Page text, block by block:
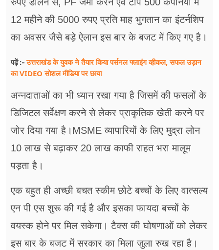
जॉब्स
रुपए डालने से, PF जमा करने एवं टॉप 500 कंपनियों में
12 महीने की 5000 रुपए प्रति माह भुगतान का इंटर्नशिप
का अवसर जैसे बड़े ऐलान इस बार के बजट में किए गए है।
पढ़ें :-उत्तराखंड के युवक ने तैयार किया पर्सनल फ्लाइंग व्हीकल, सफल उड़ान
का VIDEO सोशल मीडिया पर छाया
अन्नदाताओं का भी ध्यान रखा गया है जिसमें की फसलों के
डिजिटल सर्वेक्षण करने से लेकर प्राकृतिक खेती करने पर
जोर दिया गया है।MSME व्यापारियों के लिए मुद्रा लोन
10 लाख से बढ़ाकर 20 लाख काफी राहत भरा मालूम
पड़ता है।
एक बहुत ही अच्छी बचत स्कीम छोटे बच्चों के लिए वात्सल्य
एन पी एस शुरू की गई है और इसका फायदा बच्चों के
वयस्क होने पर मिल सकेगा। टैक्स की घोषणाओं को लेकर
इस बार के बजट में सरकार का मिला जुला रुख रहा है।